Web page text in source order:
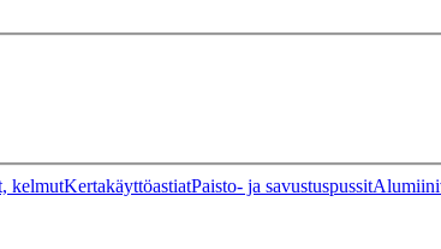
kelmutKertakäyttöastiatPaisto- ja savustuspussit